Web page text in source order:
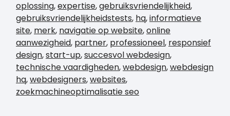
oplossing,expertise,gebruiksvriendelijkheid,
gebruiksvriendelijkheidstests, hq,informatieve
site, merk, navigatie op website,online
aanwezigheid, partner, professioneel, responsief
design,start-up,succesvol webdesign,
technische vaardigheden,webdesign,webdesign
hq,webdesigners,websites,
zoekmachineoptimalisatie seo